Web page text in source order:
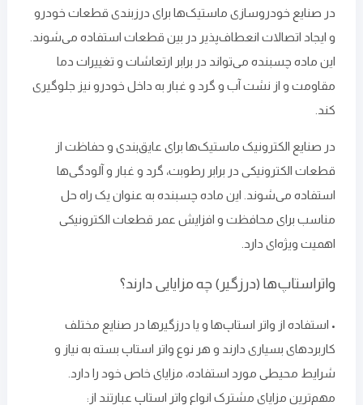
در صنایع خودروسازی ماستیک‌ها برای درزبندی قطعات خودرو
و ایجاد اتصالات انعطاف‌پذیر در بین قطعات استفاده می‌شوند.
این ماده چسبنده می‌تواند در برابر ارتعاشات و تغییرات دما
مقاومت و از نشت آب و گرد و غبار به داخل خودرو نیز جلوگیری
کند.
در صنایع الکترونیک ماستیک‌ها برای عایق‌بندی و حفاظت از
قطعات الکترونیکی در برابر رطوبت، گرد و غبار و آلودگی‌ها
استفاده می‌شوند. این ماده چسبنده به‌ عنوان یک راه حل
مناسب برای محافظت و افزایش عمر قطعات الکترونیکی
اهمیت ویژه‌ای دارد.
واتراستاپ‌ها (درزگیر) چه مزایایی دارند؟
• استفاده از واتر استاپ‌ها و یا درزگیرها در صنایع مختلف
کاربردهای بسیاری دارند و هر نوع واتر استاپ بسته به نیاز و
شرایط محیطی مورد استفاده، مزایای خاص خود را دارد.
مهم‌ترین مزایای مشترک انواع واتر استاپ عبارتند از: